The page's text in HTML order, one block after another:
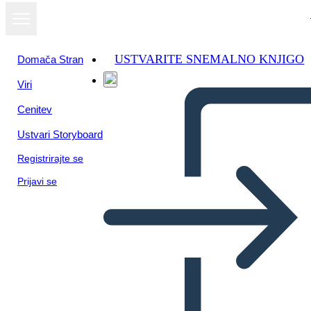
Domača Stran
Viri
Cenitev
Ustvari Storyboard
Registrirajte se
Prijavi se
USTVARITE SNEMALNO KNJIGO